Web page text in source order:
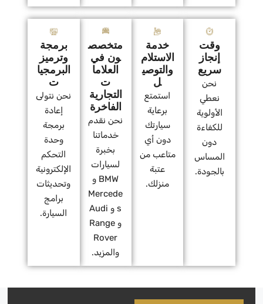
وقت
إنجاز
سريع
نحن
نعطي
الأولوية
للكفاءة
دون
المساس
بالجودة.
خدمة
الاستلام
والتوصي
ل
استمتع
برعاية
سيارتك
دون أي
متاعب من
عتبة
منزلك.
متخصص
ون في
العلاما
ت
التجارية
الفاخرة
نحن نقدم
خدماتنا
بخبرة
لسيارات
BMW و
Mercede
s و Audi
و Range
Rover
والمزيد.
برمجة
وترميز
البرمجيا
ت
نحن نتولى
إعادة
برمجة
وحدة
التحكم
الإلكترونية
وتحديثات
برامج
السيارة.